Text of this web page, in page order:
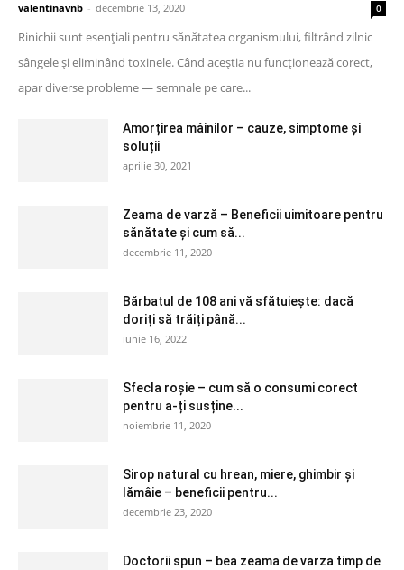
valentinavnb - decembrie 13, 2020 0
Rinichii sunt esențiali pentru sănătatea organismului, filtrând zilnic
sângele și eliminând toxinele. Când aceștia nu funcționează corect,
apar diverse probleme — semnale pe care...
Amorțirea mâinilor – cauze, simptome și
soluții
aprilie 30, 2021
Zeama de varză – Beneficii uimitoare pentru
sănătate și cum să...
decembrie 11, 2020
Bărbatul de 108 ani vă sfătuiește: dacă
doriți să trăiți până...
iunie 16, 2022
Sfecla roșie – cum să o consumi corect
pentru a-ți susține...
noiembrie 11, 2020
Sirop natural cu hrean, miere, ghimbir și
lămâie – beneficii pentru...
decembrie 23, 2020
Doctorii spun – bea zeama de varza timp de